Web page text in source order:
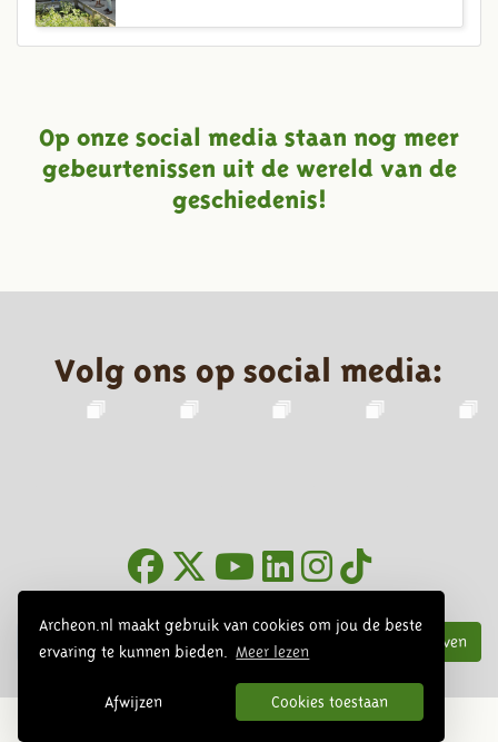
Archeon.nl maakt gebruik van cookies om jou de beste
ervaring te kunnen bieden.
Meer lezen
Afwijzen Cookies toestaan
Op onze social media staan nog meer
gebeurtenissen uit de wereld van de
geschiedenis!
Volg ons op social media:
Inschrijven